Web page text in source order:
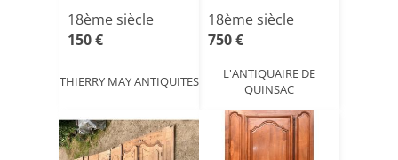
18ème siècle
150 €
THIERRY MAY ANTIQUITES
18ème siècle
750 €
L'ANTIQUAIRE DE
QUINSAC